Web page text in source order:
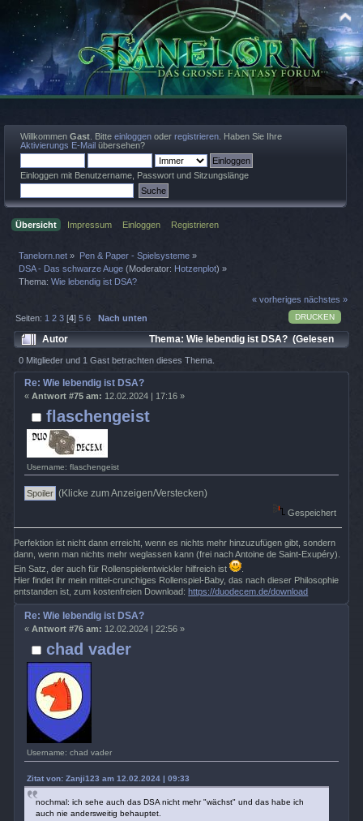
Willkommen Gast . Bitte einloggen oder registrieren . Haben Sie Ihre
Aktivierungs E-Mail übersehen?
Einloggen mit Benutzername, Passwort und Sitzungslänge
Übersicht Impressum Einloggen Registrieren
Tanelorn.net » Pen & Paper - Spielsysteme»
DSA - Das schwarze Auge (Moderator: Hotzenplot) »
Thema:Wie lebendig ist DSA?
« vorheriges nächstes »
DRUCKEN
Seiten: 1 2 3 [4]5 6 Nach unten
Autor
Thema: Wie lebendig ist DSA? (Gelesen
18254 mal)
0 Mitglieder und 1 Gast betrachten dieses Thema.
flaschengeist
Username: flaschengeist
Re: Wie lebendig ist DSA?
« Antwort #75 am: 12.02.2024 | 17:16 »
(Klicke zum Anzeigen/Verstecken)
Gespeichert
Perfektion ist nicht dann erreicht, wenn es nichts mehr hinzuzufügen gibt, sondern
dann, wenn man nichts mehr weglassen kann (frei nach Antoine de Saint-Exupéry).
Ein Satz, der auch für Rollenspielentwickler hilfreich ist
Hier findet ihr mein mittel-crunchiges Rollenspiel-Baby, das nach dieser Philosophie
entstanden ist, zum kostenfreien Download:https://duodecem.de/download
chad vader
Username: chad vader
Re: Wie lebendig ist DSA?
« Antwort #76 am: 12.02.2024 | 22:56 »
Zitat von: Zanji123 am 12.02.2024 | 09:33
nochmal: ich sehe auch das DSA nicht mehr "wächst" und das habe ich
auch nie andersweitig behauptet.